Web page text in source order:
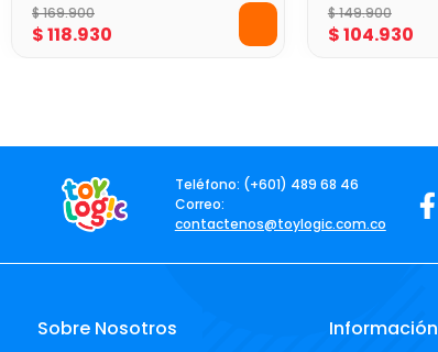
$169.900
$118.930
$149.900
$104.930
Teléfono: (+601) 489 68 46
Correo:
contactenos@toylogic.com.co
Sobre Nosotros Información